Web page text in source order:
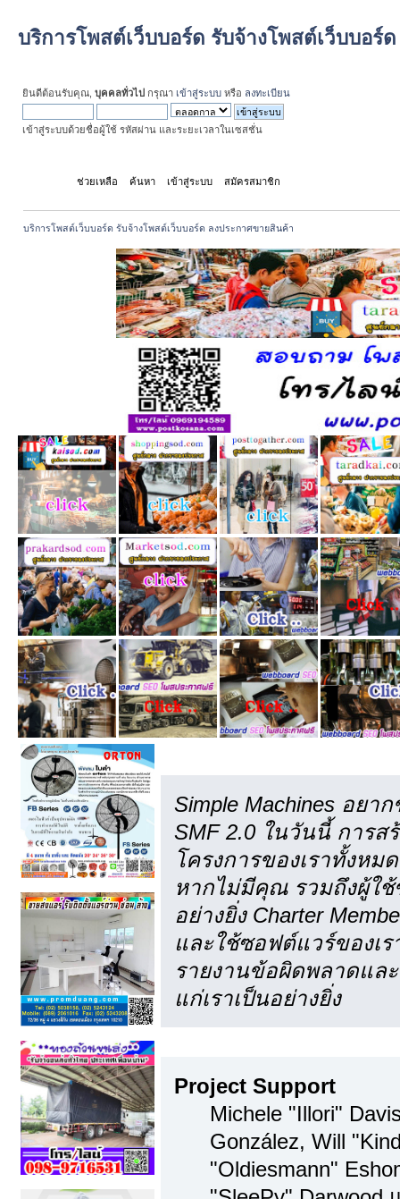
บริการโพสต์เว็บบอร์ด รับจ้างโพสต์เว็บบอร์
ยินดีต้อนรับคุณ, บุคคลทั่วไป กรุณา เข้าสู่ระบบ หรือ ลงทะเบียน
เข้าสู่ระบบด้วยชื่อผู้ใช้ รหัสผ่าน และระยะเวลาในเซสชั่น
ช่วยเหลือ ค้นหา เข้าสู่ระบบ สมัครสมาชิก
บริการโพสต์เว็บบอร์ด รับจ้างโพสต์เว็บบอร์ด ลงประกาศขายสินค้า
Simple Machines อย
SMF 2.0 ในวันนี้ การส
โครงการของเราทั้งหม
หากไม่มีคุณ รวมถึงผู้ใช้
อย่างยิ่ง Charter
และใช้ซอฟต์แวร์ของเ
รายงานข้อผิดพลาดแล
แก่เราเป็นอย่างยิ่ง
Project Support
Michele "Illori"
González, Will
"Oldiesmann"